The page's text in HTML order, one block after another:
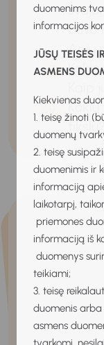
duomenims
informacijos
JŪSŲ TEISĖS
ASMENS
Kiekvienas
1. teisę žinoti
duomenų
2. teisę
duomenimis ir
informaciją
laikotarpį,
priemones
informaciją iš
duomenys
teikiami;
3. teisę
duomenis arba
asmens
buvo
Ar jų
Kokių